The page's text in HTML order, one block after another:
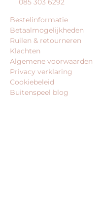
085 303 6292
Bestelinformatie
Betaalmogelijkheden
Ruilen & retourneren
Klachten
Algemene voorwaarden
Privacy verklaring
Cookiebeleid
Buitenspeel blog